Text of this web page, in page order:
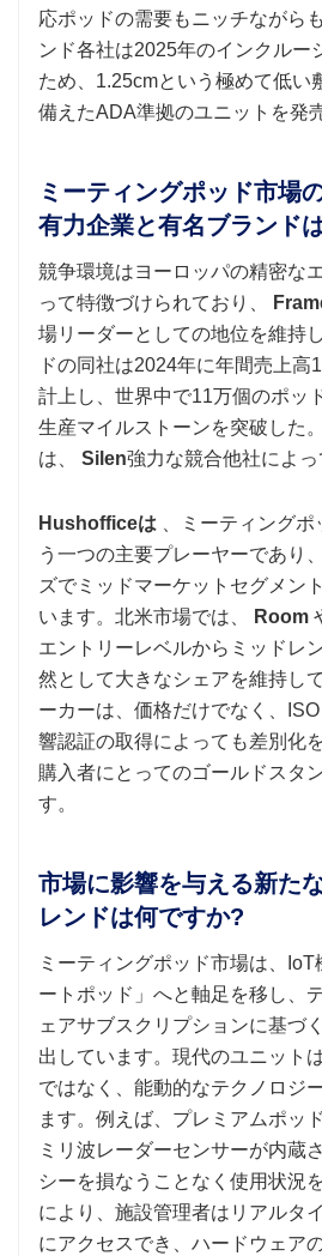
応ポッドの需要もニッチながら
ンド各社は2025年のインクルー
ため、1.25cmという極めて低い
備えたADA準拠のユニットを発
ミーティングポッド市場
有力企業と有名ブランド
競争環境はヨーロッパの精密な
って特徴づけられており、
場リーダーとしての地位を維持
ドの同社は2024年に年間売上高
計上し、世界中で11万個のポッ
生産マイルストーンを突破した
は、 Silen強力な競合他社によ
Hushofficeは 、ミーティング
う一つの主要プレーヤーであり
ズでミッドマーケットセグメン
います。北米市場では、
Room
エントリーレベルからミッドレ
然として大きなシェアを維持し
ーカーは、価格だけでなく、
響認証の取得によっても差別化
購入者にとってのゴールドスタ
す。
市場に影響を与える新た
レンドは何ですか?
ミーティングポッド市場は、
ートポッド」へと軸足を移し、
ェアサブスクリプションに基づ
出しています。現代のユニット
ではなく、能動的なテクノロジ
ます。例えば、プレミアムポッ
ミリ波レーダーセンサーが内蔵
シーを損なうことなく使用状況
により、施設管理者はリアルタ
にアクセスでき、ハードウェア